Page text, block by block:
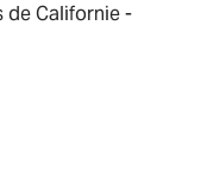
de Californie -